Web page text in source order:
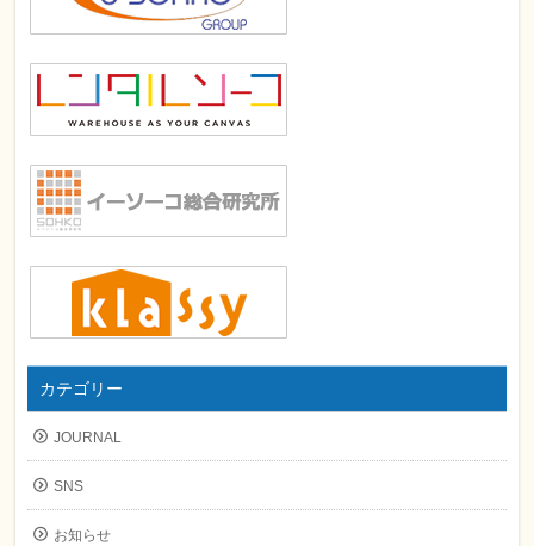
カテゴリー
JOURNAL
SNS
お知らせ